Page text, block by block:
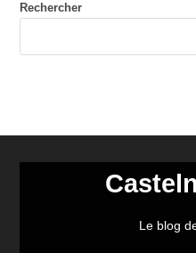
Rechercher
Le blog